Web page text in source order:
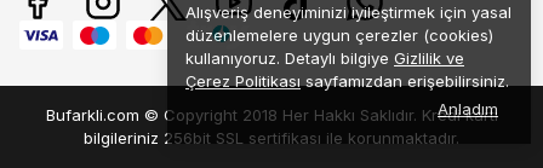
Alışveriş deneyiminizi iyileştirmek için yasal
düzenlemelere uygun çerezler (cookies)
kullanıyoruz. Detaylı bilgiye Gizlilik ve
Çerez Politikası sayfamızdan erişebilirsiniz.
Anladım
Bufarkli.com © Copyright 2018 Her Hakkı Saklıdır. Kredi kartı
bilgileriniz 256bit SSL sertifikası ile korunmaktadır.